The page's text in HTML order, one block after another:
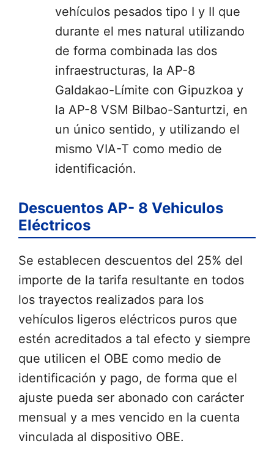
vehículos pesados tipo I y II que
durante el mes natural utilizando
de forma combinada las dos
infraestructuras, la AP-8
Galdakao-Límite con Gipuzkoa y
la AP-8 VSM Bilbao-Santurtzi, en
un único sentido, y utilizando el
mismo VIA-T como medio de
identificación.
Descuentos AP- 8 Vehiculos
Eléctricos
Se establecen descuentos del 25% del
importe de la tarifa resultante en todos
los trayectos realizados para los
vehículos ligeros eléctricos puros que
estén acreditados a tal efecto y siempre
que utilicen el OBE como medio de
identificación y pago, de forma que el
ajuste pueda ser abonado con carácter
mensual y a mes vencido en la cuenta
vinculada al dispositivo OBE.